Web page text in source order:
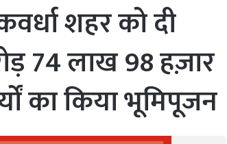
शहर को दी
74 लाख 98 हज़ार
का किया भूमिपूजन